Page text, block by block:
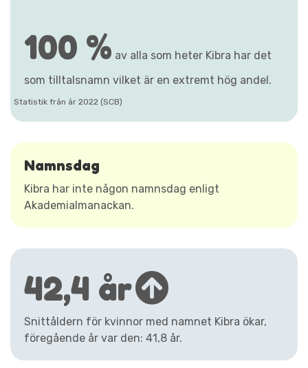
100 % av alla som heter Kibra har det
som tilltalsnamn vilket är en extremt hög andel.
Statistik från år 2022 (SCB)
Namnsdag
Kibra har inte någon namnsdag enligt
Akademialmanackan.
42,4 år
Snittåldern för kvinnor med namnet Kibra ökar,
föregående år var den: 41,8 år.